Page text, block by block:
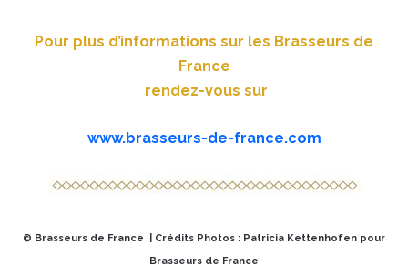
Pour plus d’informations sur les Brasseurs de
France
rendez-vous sur
www.brasseurs-de-france.com
© Brasseurs de France | Crédits Photos : Patricia Kettenhofen pour
Brasseurs de France